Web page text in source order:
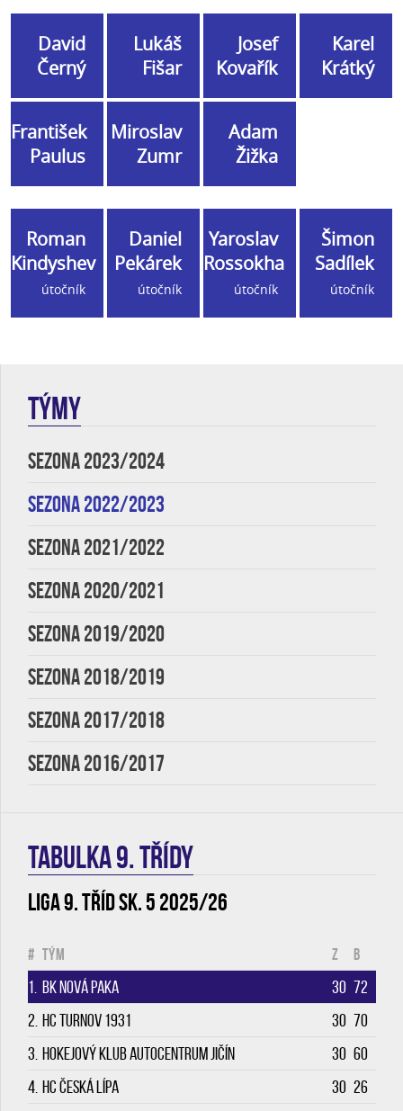
David
Černý
Lukáš
Fišar
Josef
Kovařík
Karel
Krátký
František
Paulus
Miroslav
Zumr
Adam
Žižka
Roman
Kindyshev
útočník
Daniel
Pekárek
útočník
Yaroslav
Rossokha
útočník
Šimon
Sadílek
útočník
TÝMY
SEZONA 2023/2024
SEZONA 2022/2023
SEZONA 2021/2022
SEZONA 2020/2021
SEZONA 2019/2020
SEZONA 2018/2019
SEZONA 2017/2018
SEZONA 2016/2017
TABULKA 9. třídy
Liga 9. tříd sk. 5 2025/26
# Tým Z B
1. BK Nová Paka 30 72
2. HC Turnov 1931 30 70
3. Hokejový klub Autocentrum Jičín 30 60
4. HC Česká Lípa 30 26